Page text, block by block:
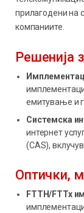
прилагодени на
компаниите.
Решенија
емитување и
Системска
интернет
(CAS),
Оптички,
FTTH/FTTx